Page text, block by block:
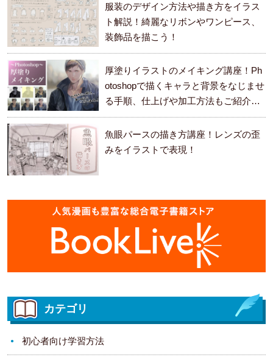
服装のデザイン方法や描き方をイラス
ト解説！綺麗なリボンやワンピース、
装飾品を描こう！
厚塗りイラストのメイキング講座！Ph
otoshopで描くキャラと背景をなじませ
る手順、仕上げや加工方法もご紹介し
ます。
魚眼パースの描き方講座！レンズの歪
みをイラストで表現！
カテゴリ
初心者向け学習方法